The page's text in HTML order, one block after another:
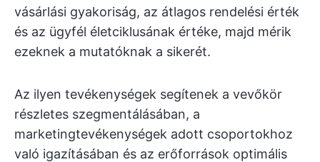
vásárlási gyakoriság, az átlagos rendelési érték
és az ügyfél életciklusának értéke, majd mérik
ezeknek a mutatóknak a sikerét.
Az ilyen tevékenységek segítenek a vevőkör
részletes szegmentálásában, a
marketingtevékenységek adott csoportokhoz
való igazításában és az erőforrások optimális